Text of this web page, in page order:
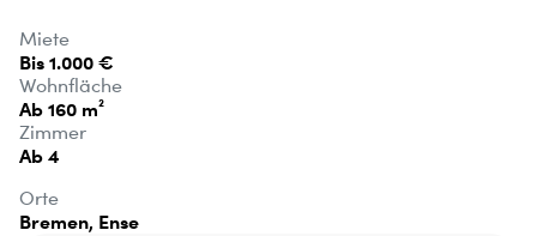
Miete
Bis 1.000 €
Wohnfläche
Ab 160 m²
Zimmer
Ab 4
Orte
Bremen, Ense